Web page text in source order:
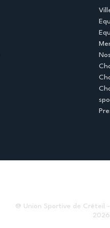
@ Union Sportive de Créteil -
2026